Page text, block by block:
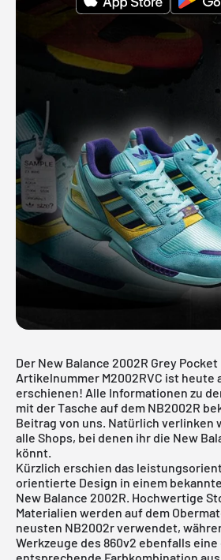
Der New Balance 2002R Grey
Artikelnummer M2002RVC ist heute
erschienen! Alle Informationen zu
mit der Tasche auf dem NB2002R
Beitrag von uns. Natürlich verlinken
alle Shops, bei denen ihr die New
könnt.
Kürzlich erschien das
orientierte Design in einem
New Balance 2002R. Hochwertige
Materialien werden auf dem
neusten NB2002r verwendet,
Werkzeuge des 860v2 ebenfalls